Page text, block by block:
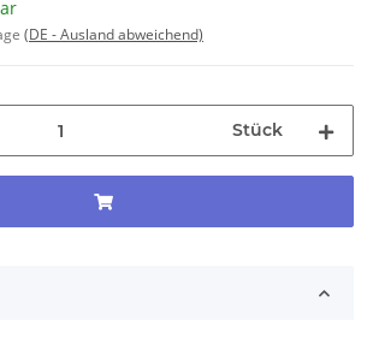
(DE - Ausland abweichend)
Stück